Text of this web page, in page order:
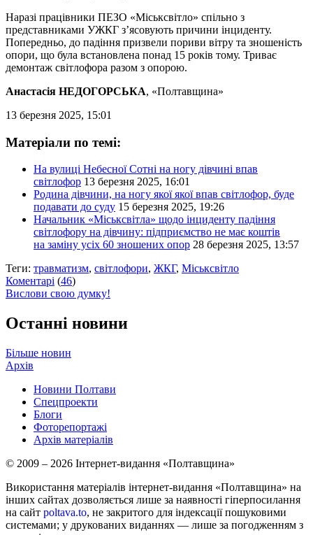
Наразі працівники ПЕЗО «Міськсвітло» спільно з
представниками УЖКГ з’ясовують причини інциденту.
Попередньо, до падіння призвели пориви вітру та зношеність
опори, що була встановлена понад 15 років тому. Триває
демонтаж світлофора разом з опорою.
Анастасія НЕДОГОРСЬКА, «Полтавщина»
13 березня 2025, 15:01
Матеріали по темі:
На вулиці Небесної Сотні на ногу дівчині впав
світлофор 13 березня 2025, 16:01
Родина дівчини, на ногу якої якої впав світлофор, буде
подавати до суду 15 березня 2025, 19:26
Начальник «Міськсвітла» щодо інциденту падіння
світлофору на дівчину: підприємство не має коштів
на заміну усіх 60 зношених опор 28 березня 2025, 13:57
Теги: травматизм, світлофори, ЖКГ, Міськсвітло
Коментарі (46)
Вислови свою думку!
Останні новини
Більше новин
Архів
Новини Полтави
Спецпроекти
Блоги
Фоторепортажі
Архів матеріалів
© 2009 – 2026 Інтернет-видання «Полтавщина»
Використання матеріалів інтернет-видання «Полтавщина» на
інших сайтах дозволяється лише за наявності гіперпосилання
на сайт poltava.to, не закритого для індексації пошуковими
системами; у друкованих виданнях — лише за погодженням з